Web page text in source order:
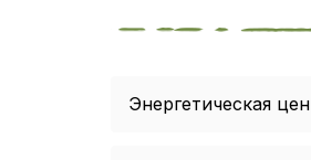
Энергетическая